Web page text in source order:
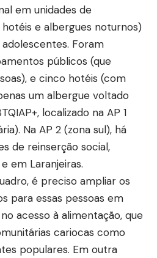
em unidades de
e albergues noturnos)
Foram
públicos (que
e cinco hotéis (com
um albergue voltado
localizado na AP 1
Na AP 2 (zona sul), há
de reinserção social,
em Laranjeiras.
é preciso ampliar os
para essas pessoas em
acesso à alimentação, que
cariocas como
populares. Em outra